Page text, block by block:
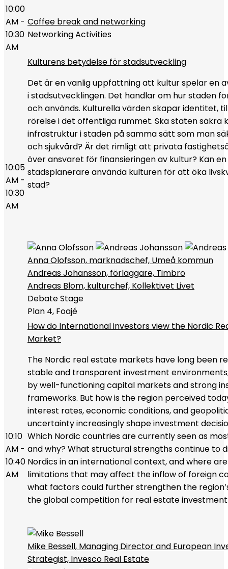
10:00
AM -
10:30
AM
Coffee break and networking
Networking Activities
10:05
AM -
10:30
AM
Kulturens betydelse för stadsutveckling
Det är en vanlig uppfattning att kultur spelar en
i stadsutvecklingen. Det handlar om hur staden
och används. Kulturella värden skapar identitet,
rörelse i det offentliga rummet. Ska staten säkra
infrastruktur i staden på samma sätt som man
och sjukvård? Är det rimligt att privata
över ansvaret för finansieringen av kultur? Kan en
stadsplanerare använda kulturen för att öka
stad?
Anna Olofsson, marknadschef, Umeå kommun
Andreas Johansson, förläggare, Timbro
Andreas Blom, kulturchef, Kollektivet Livet
Debate Stage
Plan 4, Foajé
10:10
AM -
10:40
AM
How do International investors view the Nordic
Market?
The Nordic real estate markets have long been
stable and transparent investment
by well-functioning capital markets and strong
frameworks. But how is the region perceived
interest rates, economic conditions, and
uncertainty increasingly shape investment
Which Nordic countries are currently seen as
and why? What structural strengths continue to
Nordics in an international context, and where
limitations that may affect the inflow of foreign
what factors could further strengthen the
the global competition for real estate
Mike Bessell, Managing Director and European
Strategist, Invesco Real Estate